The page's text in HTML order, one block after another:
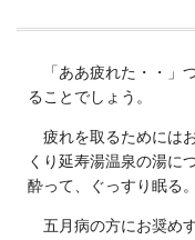
「ああ疲れた・・」
ることでしょう。
疲れを取るためには
くり延寿湯温泉の湯に
酔って、ぐっすり眠る。
五月病の方にお奨め